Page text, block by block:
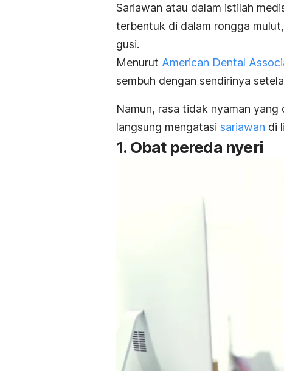
Sariawan atau dalam istilah
terbentuk di dalam rongga
gusi.
Menurut American Dental
sembuh dengan sendirinya
Namun, rasa tidak nyaman
langsung mengatasi sariawan di
1. Obat pereda nyeri